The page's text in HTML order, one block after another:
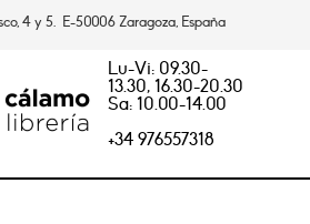
4 y 5. E-50006 Zaragoza, España
Lu-Vi: 09.30-
13.30, 16.30-20.30
Sa: 10.00-14.00
+34 976557318